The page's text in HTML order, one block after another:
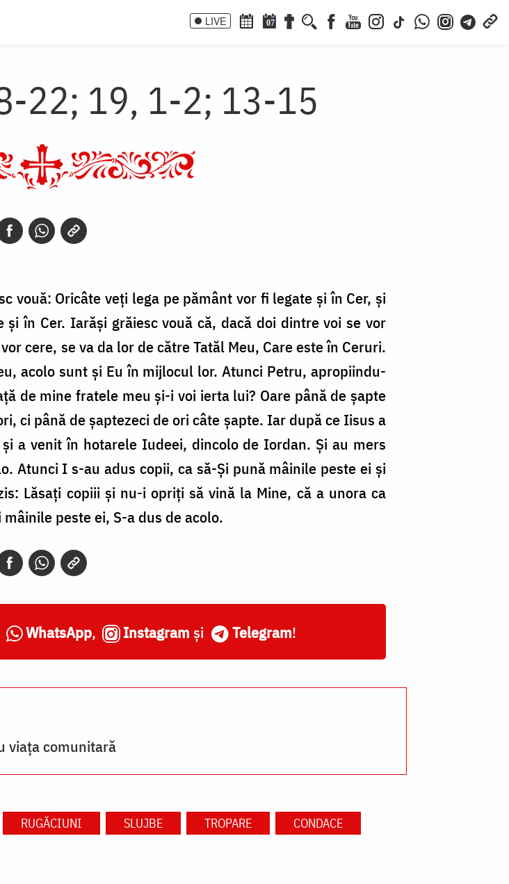
LIVE 07
22; 19, 1-2; 13-15
vouă: Oricâte veți lega pe pământ vor fi legate și în Cer, și
în Cer. Iarăși grăiesc vouă că, dacă doi dintre voi se vor
cere, se va da lor de către Tatăl Meu, Care este în Ceruri.
acolo sunt și Eu în mijlocul lor. Atunci Petru, apropiindu-
de mine fratele meu și-i voi ierta lui? Oare până de șapte
ci până de șaptezeci de ori câte șapte. Iar după ce Iisus a
a venit în hotarele Iudeei, dincolo de Iordan. Și au mers
Atunci I s-au adus copii, ca să-Și pună mâinile peste ei și
Lăsați copiii și nu-i opriți să vină la Mine, că a unora ca
peste ei, S-a dus de acolo.
WhatsApp, Instagram și Telegram!
viața comunitară
RUGĂCIUNI SLUJBE TROPARE CONDACE